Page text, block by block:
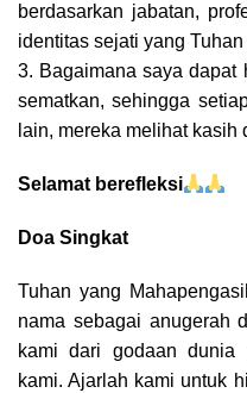
berdasarkan jabatan,
identitas sejati yang
3. Bagaimana saya dapat
sematkan, sehingga
lain, mereka melihat kasih
Selamat berefleksi
Doa Singkat
Tuhan yang
nama sebagai anugerah
kami dari godaan dunia
kami. Ajarlah kami untuk